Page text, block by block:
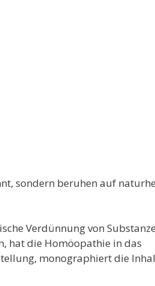
sondern beruhen auf
Verdünnung von
hat die Homöopathie in das
monographiert die